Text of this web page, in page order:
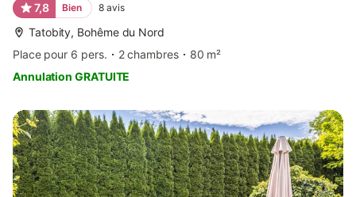
7,8
Bien 8 avis
Tatobity, Bohême du Nord
Place pour 6 pers.
2 chambres
80 m²
Annulation GRATUITE